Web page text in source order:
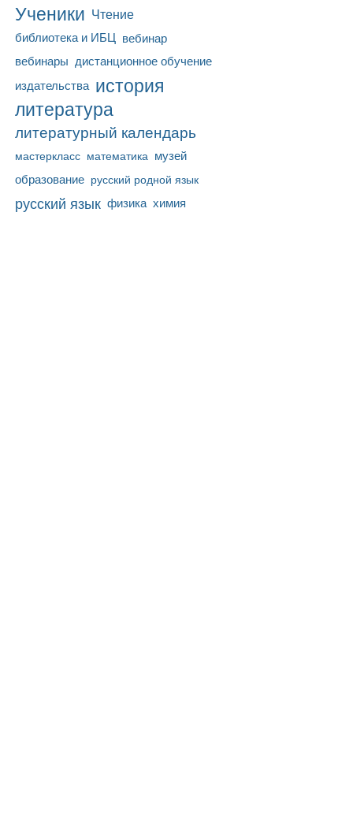
Ученики Чтение
библиотека и ИБЦ вебинар
вебинары дистанционное обучение
издательства история
литература
литературный календарь
мастеркласс математика музей
образование русский родной язык
русский язык физика химия